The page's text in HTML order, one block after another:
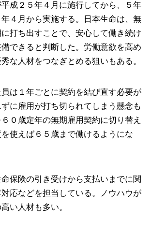
成２５年４月に施行してから、５年
４月から実施する。日本生命は、無
打ち出すことで、安心して働き続け
できると判断した。労働意欲を高め
な人材をつなぎとめる狙いもある。
は１年ごとに契約を結び直す必要が
に雇用が打ち切られてしまう懸念も
０歳定年の無期雇用契約に切り替え
使えば６５歳まで働けるようにな
保険の引き受けから支払いまでに関
応などを担当している。ノウハウが
い人材も多い。